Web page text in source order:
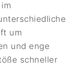
um
und enge
schneller